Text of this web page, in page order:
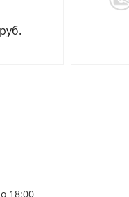
18:00